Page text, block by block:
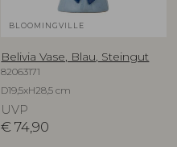
BLOOMINGVILLE
Belivia Vase, Blau, Steingut
82063171
D19,5xH28,5 cm
UVP
€ 74,90